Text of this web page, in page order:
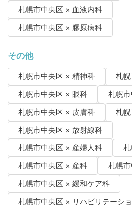
札幌市中央区 × 血液内科
札幌市中央区 × 膠原病科
その他
札幌市中央区 × 精神科
札
札幌市中央区 × 眼科
札幌
札幌市中央区 × 皮膚科
札
札幌市中央区 × 放射線科
札幌市中央区 × 産婦人科
札幌市中央区 × 産科
札幌
札幌市中央区 × 緩和ケア科
札幌市中央区 × リハビリテーシ